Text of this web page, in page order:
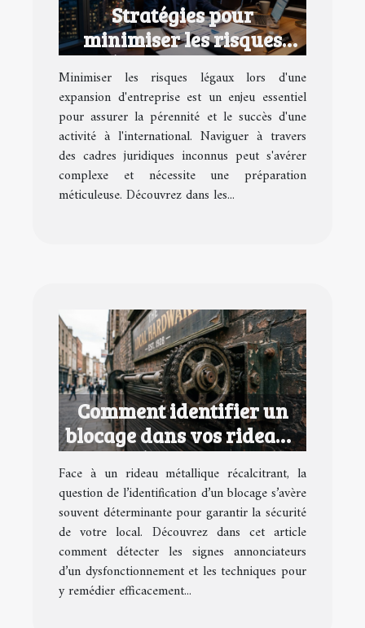
Stratégies pour
minimiser les risques
légaux lors d'une
expansion d'entreprise
Minimiser les risques légaux lors d'une
expansion d'entreprise est un enjeu essentiel
pour assurer la pérennité et le succès d'une
activité à l'international. Naviguer à travers
des cadres juridiques inconnus peut s'avérer
complexe et nécessite une préparation
méticuleuse. Découvrez dans les...
Comment identifier un
blocage dans vos rideaux
métalliques ?
Face à un rideau métallique récalcitrant, la
question de l’identification d’un blocage s’avère
souvent déterminante pour garantir la sécurité
de votre local. Découvrez dans cet article
comment détecter les signes annonciateurs
d’un dysfonctionnement et les techniques pour
y remédier efficacement...